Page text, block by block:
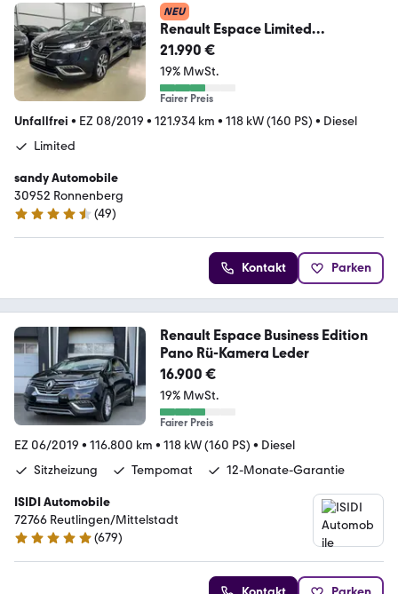
NEU
Renault Espace Limited
7.Sitzer/Kamera/LED/BOSEL/Pan
oram
21.990 €
19% MwSt.
Fairer Preis
Unfallfrei • EZ 08/2019 • 121.934 km • 118 kW (160 PS) • Diesel
Limited
sandy Automobile
30952 Ronnenberg
4.7 Sterne
(49)
Kontakt Parken
Renault Espace Business Edition
Pano Rü-Kamera Leder
16.900 €
19% MwSt.
Fairer Preis
EZ 06/2019 • 116.800 km • 118 kW (160 PS) • Diesel
Sitzheizung
Tempomat 12-Monate-Garantie
ISIDI Automobile
72766 Reutlingen/Mittelstadt
4.8 Sterne
(679)